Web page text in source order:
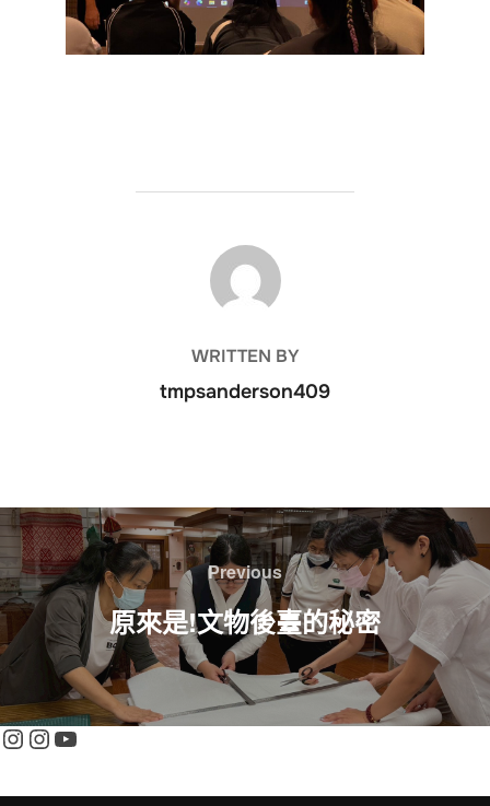
POST AUTHOR
WRITTEN BY
tmpsanderson409
文
章
導
覽
Previous
Previous
原來是!文物後臺的秘密
Instagram
Instagram
YouTube